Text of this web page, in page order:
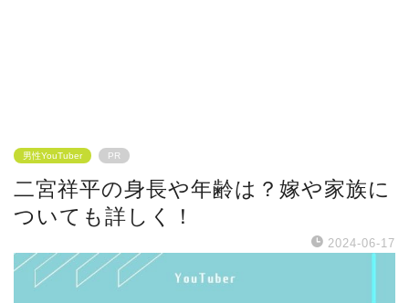
男性YouTuber PR
二宮祥平の身長や年齢は？嫁や家族に
ついても詳しく！
2024-06-17